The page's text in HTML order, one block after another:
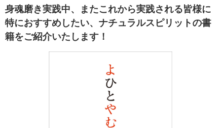
身魂磨き実践中、またこれから実践される皆様に
特におすすめしたい、ナチュラルスピリットの書
籍をご紹介いたします！